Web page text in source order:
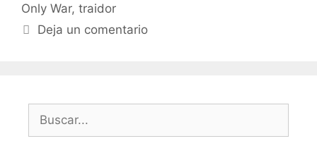
Only War, traidor
Deja un comentario